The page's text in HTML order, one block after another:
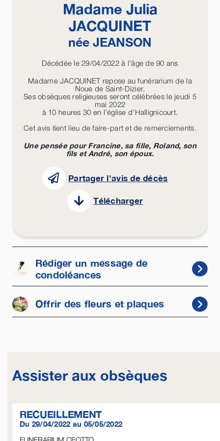
Madame Julia
JACQUINET
née JEANSON
Décédée le 29/04/2022 à l'âge de 90 ans
Madame JACQUINET repose au funérarium de la
Noue de Saint-Dizier.
Ses obsèques religieuses seront célébrées le jeudi 5
mai 2022
à 10 heures 30 en l’église d’Hallignicourt.
Cet avis tient lieu de faire-part et de remerciements.
Une pensée pour Francine, sa fille, Roland, son
fils et André, son époux.
Partager l'avis de décès
Télécharger
Rédiger un message de
condoléances
Offrir des fleurs et plaques
Assister aux obsèques
RECUEILLEMENT
Du 29/04/2022 au 05/05/2022